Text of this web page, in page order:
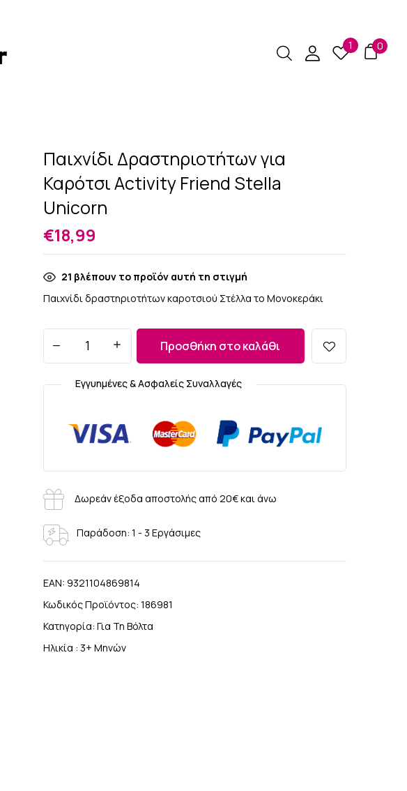
1 0
Παιχνίδι Δραστηριοτήτων για
Καρότσι Activity Friend Stella
Unicorn
€18,99
21 βλέπουν το προϊόν αυτή τη στιγμή
Παιχνίδι δραστηριοτήτων καροτσιού Στέλλα το Μονοκεράκι
Προσθήκη στο καλάθι
Εγγυημένες & Ασφαλείς Συναλλαγές
Δωρεάν έξοδα αποστολής από 20€ και άνω
Παράδοση: 1 - 3 Εργάσιμες
EAN: 9321104869814
Κωδικός Προϊόντος: 186981
Κατηγορία: Για Τη Βόλτα
Ηλικία : 3+ Μηνών